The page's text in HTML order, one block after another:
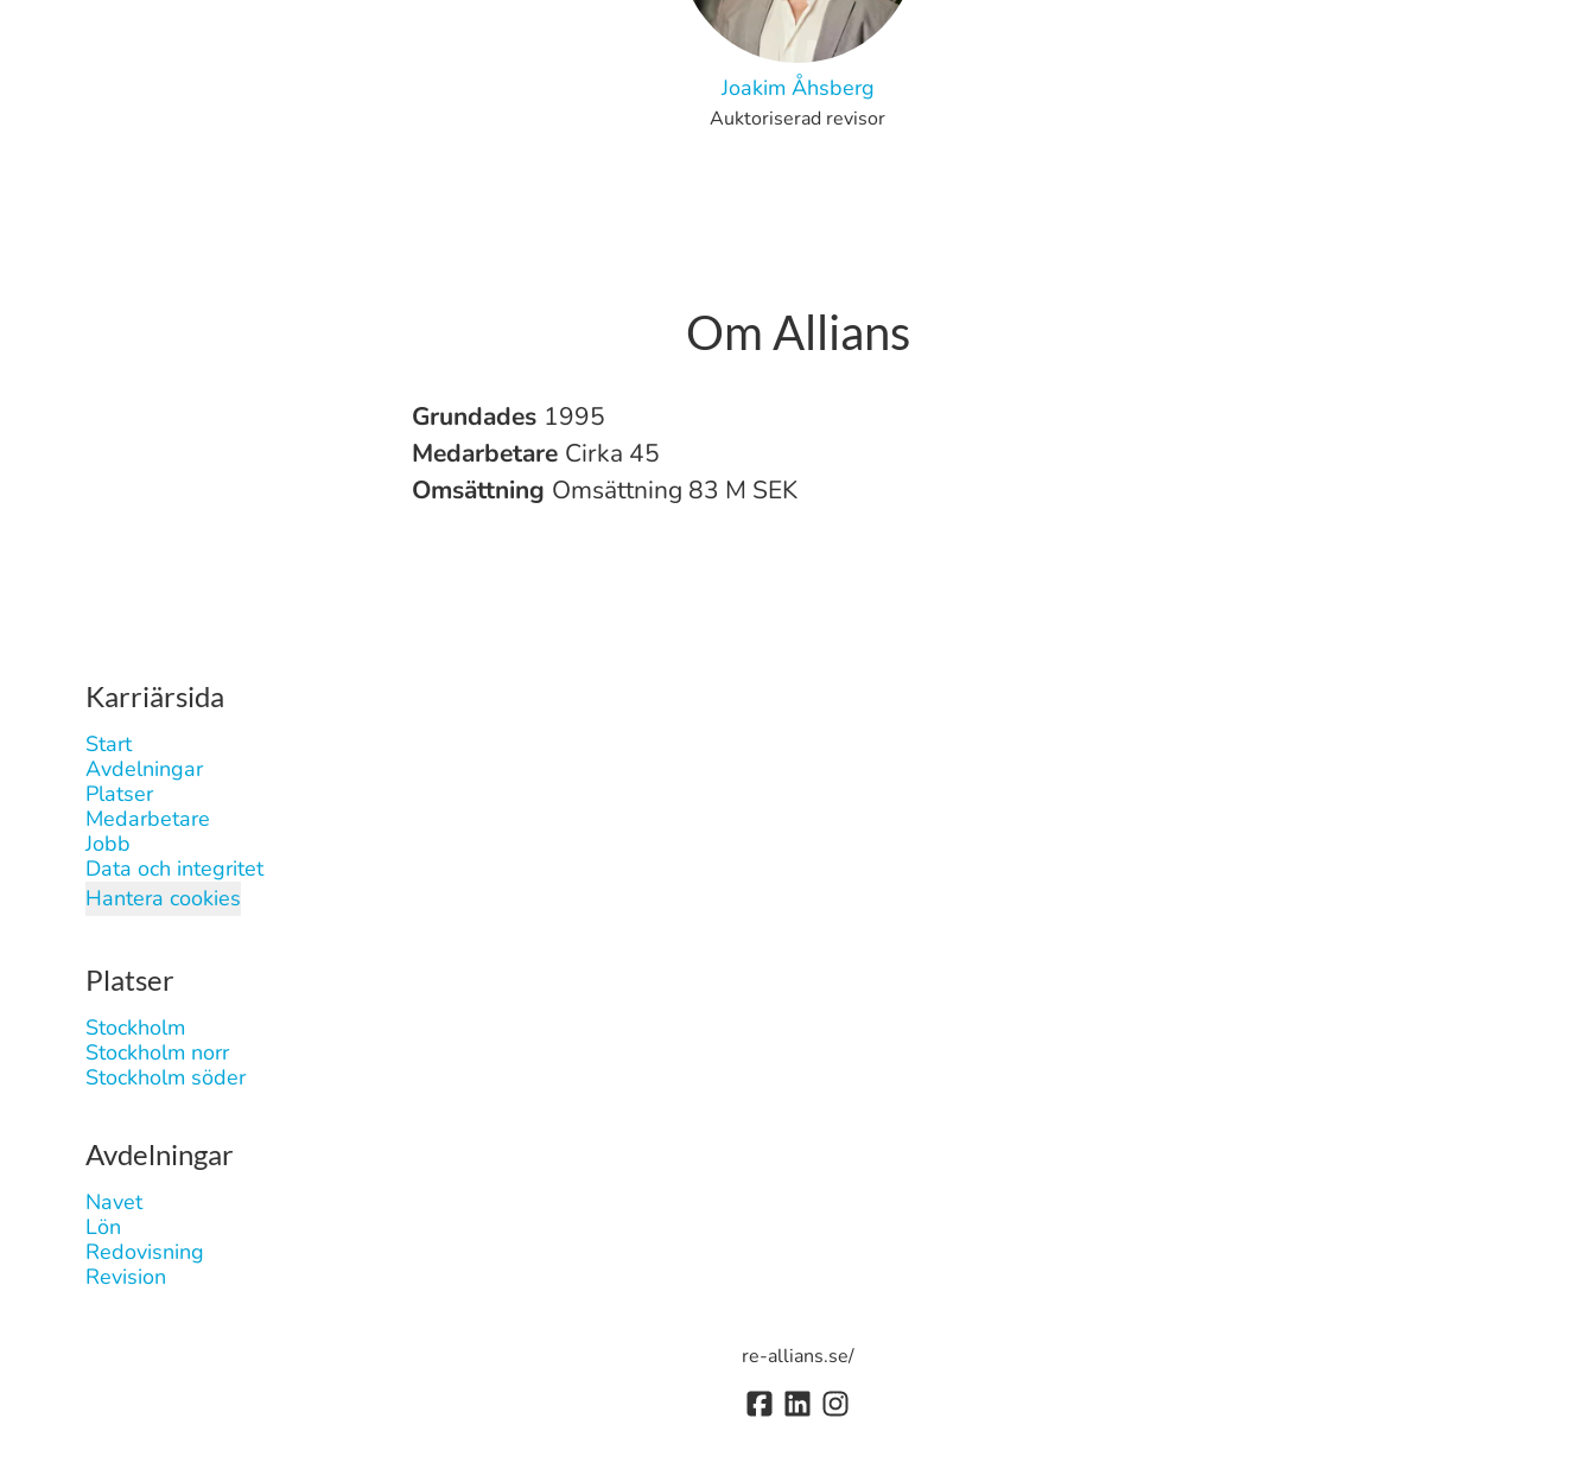
Joakim Åhsberg
Auktoriserad revisor
Om Allians
Grundades 1995
Medarbetare Cirka 45
Omsättning Omsättning 83 M SEK
Karriärsida
Start
Avdelningar
Platser
Medarbetare
Jobb
Data och integritet
Hantera cookies
Platser
Stockholm
Stockholm norr
Stockholm söder
Avdelningar
Navet
Lön
Redovisning
Revision
re-allians.se/